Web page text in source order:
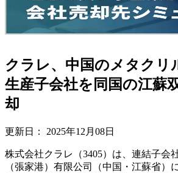
クラレ、中国のメタクリ
生産子会社を同国の江蘇
却
更新日： 2025年12月08日
株式会社クラレ（3405）は、連結子会
（張家港）有限公司（中国・江蘇省）